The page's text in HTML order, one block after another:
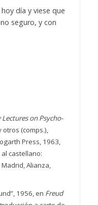
día y viese que
seguro, y con
on Psycho-
otros (comps.),
Press, 1963,
castellano:
Alianza,
1956, en Freud